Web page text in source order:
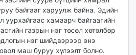
байгааг харуулж байна. Эдийн
уурхайгаас хамаарч байгаагийн
газрын нэг төсөл хөтөлбөр
нэг шийдвэрээр энэ
маш буруу хүлээлт болно.